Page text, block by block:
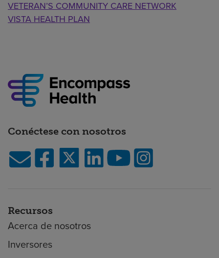
VETERAN’S COMMUNITY CARE NETWORK
VISTA HEALTH PLAN
Conéctese con nosotros
Recursos
Acerca de nosotros
Inversores